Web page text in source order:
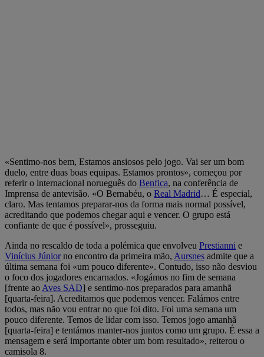
«Sentimo-nos bem, Estamos ansiosos pelo jogo. Vai ser um bom
duelo, entre duas boas equipas. Estamos prontos», começou por
referir o internacional norueguês do Benfica, na conferência de
Imprensa de antevisão. «O Bernabéu, o Real Madrid… É especial,
claro. Mas tentamos preparar-nos da forma mais normal possível,
acreditando que podemos chegar aqui e vencer. O grupo está
confiante de que é possível», prosseguiu.
Ainda no rescaldo de toda a polémica que envolveu Prestianni e
Vinícius Júniorno encontro da primeira mão, Aursnes admite que a
última semana foi «um pouco diferente». Contudo, isso não desviou
o foco dos jogadores encarnados. «Jogámos no fim de semana
[frente ao Aves SAD] e sentimo-nos preparados para amanhã
[quarta-feira]. Acreditamos que podemos vencer. Falámos entre
todos, mas não vou entrar no que foi dito. Foi uma semana um
pouco diferente. Temos de lidar com isso. Temos jogo amanhã
[quarta-feira] e tentámos manter-nos juntos como um grupo. É essa a
mensagem e será importante obter um bom resultado», reiterou o
camisola 8.